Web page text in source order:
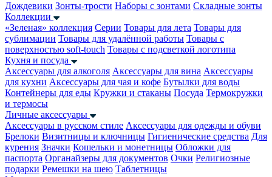
Дождевики Зонты-трости Наборы с зонтами Складные зонты
Коллекции
«Зеленая» коллекция Серии Товары для лета Товары для
сублимации Товары для удалённой работы Товары с
поверхностью soft-touch Товары с подсветкой логотипа
Кухня и посуда
Аксессуары для алкоголя Аксессуары для вина Аксессуары
для кухни Аксессуары для чая и кофе Бутылки для воды
Контейнеры для еды Кружки и стаканы Посуда Термокружки
и термосы
Личные аксессуары
Аксессуары в русском стиле Аксессуары для одежды и обуви
Брелоки Визитницы и ключницы Гигиенические средства Для
курения Значки Кошельки и монетницы Обложки для
паспорта Органайзеры для документов Очки Религиозные
подарки Ремешки на шею Таблетницы